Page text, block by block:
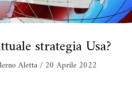
strategia Usa?
Aletta/ 20 Aprile 2022